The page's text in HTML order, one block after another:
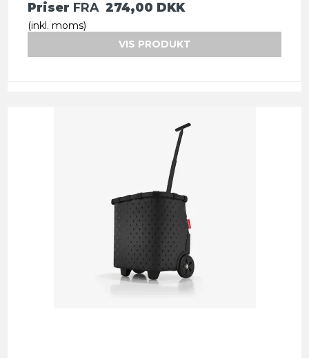
Priser FRA 274,00 DKK
(inkl. moms)
VIS PRODUKT